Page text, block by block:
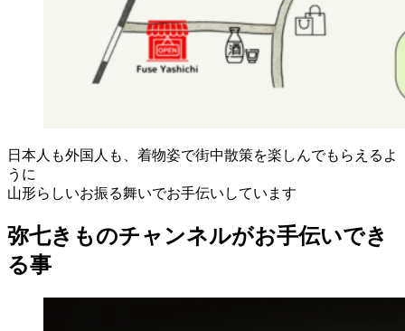
日本人も外国人も、着物姿で街中散策を楽しんでもらえるよ
うに
山形らしいお振る舞いでお手伝いしています
弥七きものチャンネルがお手伝いでき
る事